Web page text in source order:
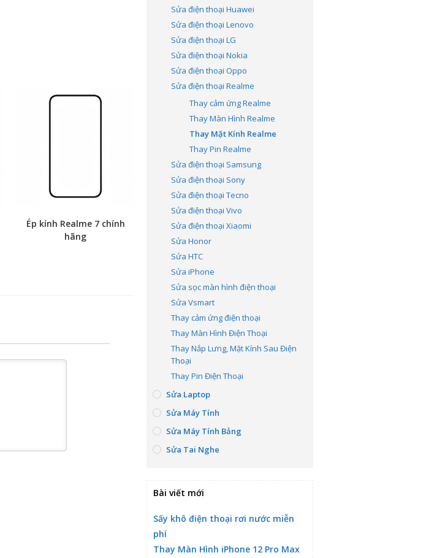
Ép kính Realme 7 chính
hãng
Sửa điện thoại Huawei
Sửa điện thoại Lenovo
Sửa điện thoại LG
Sửa điện thoại Nokia
Sửa điện thoại Oppo
Sửa điện thoại Realme
Thay cảm ứng Realme
Thay Màn Hình Realme
Thay Mặt Kính Realme
Thay Pin Realme
Sửa điện thoại Samsung
Sửa điện thoại Sony
Sửa điện thoại Tecno
Sửa điện thoại Vivo
Sửa điện thoại Xiaomi
Sửa Honor
Sửa HTC
Sửa iPhone
Sửa sọc màn hình điện thoại
Sửa Vsmart
Thay cảm ứng điện thoại
Thay Màn Hình Điện Thoại
Thay Nắp Lưng, Mặt Kính Sau Điện
Thoại
Thay Pin Điện Thoại
Sửa Laptop
Sửa Máy Tính
Sửa Máy Tính Bảng
Sửa Tai Nghe
Bài viết mới
Sấy khô điện thoại rơi nước miễn
phí
Thay Màn Hình iPhone 12 Pro Max